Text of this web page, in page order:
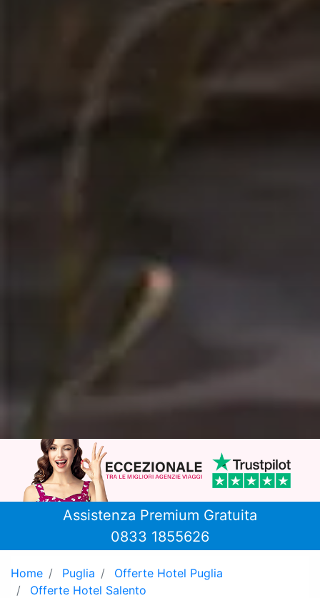
Assistenza Premium Gratuita
0833 1855626
Home Puglia
Offerte Hotel Puglia
Offerte Hotel Salento